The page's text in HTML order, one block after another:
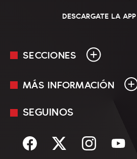
DESCARGATE LA
SECCIONES
En Vivo
Sociedad
MÁS INFORMACIÓN
Mediakit
Términos y condiciones
SEGUINOS